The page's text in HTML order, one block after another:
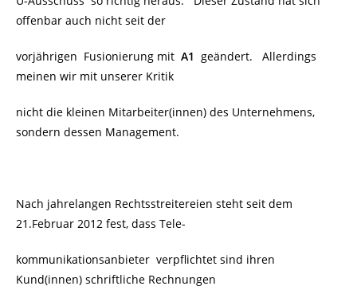
offenbar auch nicht seit der
vorjährigen Fusionierung mit A1 geändert. Allerdings
meinen wir mit unserer Kritik
nicht die kleinen Mitarbeiter(innen) des Unternehmens,
sondern dessen Management.
Nach jahrelangen Rechtsstreitereien steht seit dem
21.Februar 2012 fest, dass Tele-
kommunikationsanbieter verpflichtet sind ihren
Kund(innen) schriftliche Rechnungen